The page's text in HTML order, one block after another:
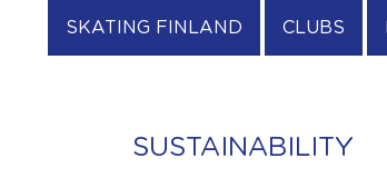
SKATING FINLAND CLUBS
SUSTAINABILITY